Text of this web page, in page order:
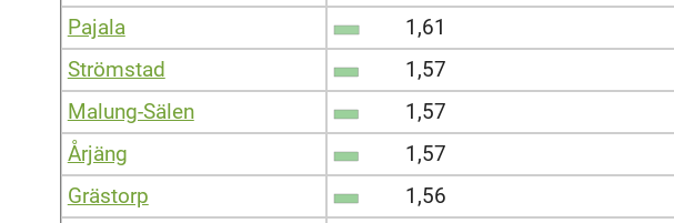
Pajala
1,61
Strömstad
1,57
Malung-Sälen
1,57
Årjäng
1,57
Grästorp
1,56